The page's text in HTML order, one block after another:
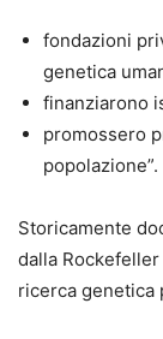
fondazioni
genetica
finanziarono
promossero
popolazione”.
Storicamente
dalla
ricerca genetica